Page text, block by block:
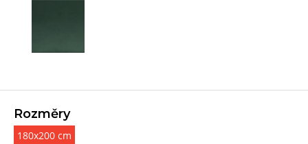
Rozměry
180x200 cm